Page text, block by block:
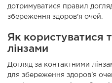
дотримуватися правил
збереження здоров'я очей.
Як користуватися
лінзами
Догляд за контактними
для збереження здоров'я